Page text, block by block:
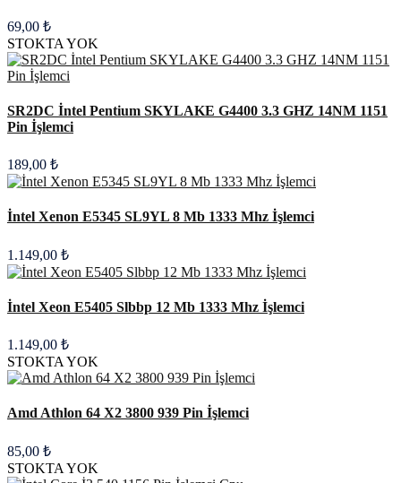
69,00 ₺
STOKTA YOK
SR2DC İntel Pentium SKYLAKE G4400 3.3 GHZ 14NM 1151
Pin İşlemci
189,00 ₺
İntel Xenon E5345 SL9YL 8 Mb 1333 Mhz İşlemci
1.149,00 ₺
İntel Xeon E5405 Slbbp 12 Mb 1333 Mhz İşlemci
1.149,00 ₺
STOKTA YOK
Amd Athlon 64 X2 3800 939 Pin İşlemci
85,00 ₺
STOKTA YOK